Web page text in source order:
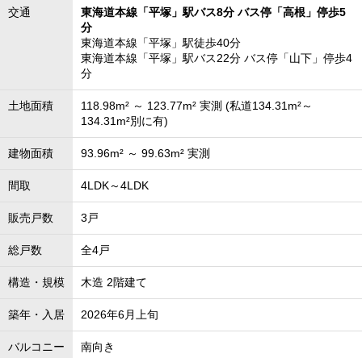
交通
東海道本線「平塚」駅バス8分 バス停「高根」停歩5
分
東海道本線「平塚」駅徒歩40分
東海道本線「平塚」駅バス22分 バス停「山下」停歩4
分
土地面積
118.98m² ～ 123.77m² 実測 (私道134.31m²～
134.31m²別に有)
建物面積 93.96m² ～ 99.63m² 実測
間取 4LDK～4LDK
販売戸数 3戸
総戸数 全4戸
構造・規模 木造 2階建て
築年・入居 2026年6月上旬
バルコニー 南向き